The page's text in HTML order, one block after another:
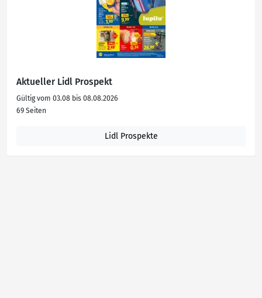
Aktueller Lidl Prospekt
Gültig vom 03.08 bis 08.08.2026
69 Seiten
Lidl Prospekte